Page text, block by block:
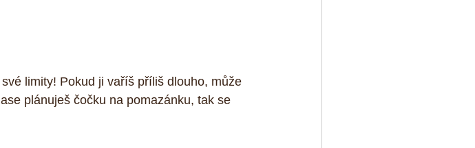
limity! Pokud ji vaříš příliš dlouho, může
plánuješ čočku na pomazánku, tak se